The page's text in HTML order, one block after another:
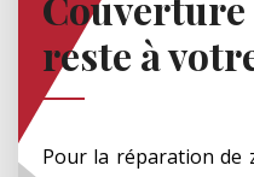
reste à
Pour la réparation de